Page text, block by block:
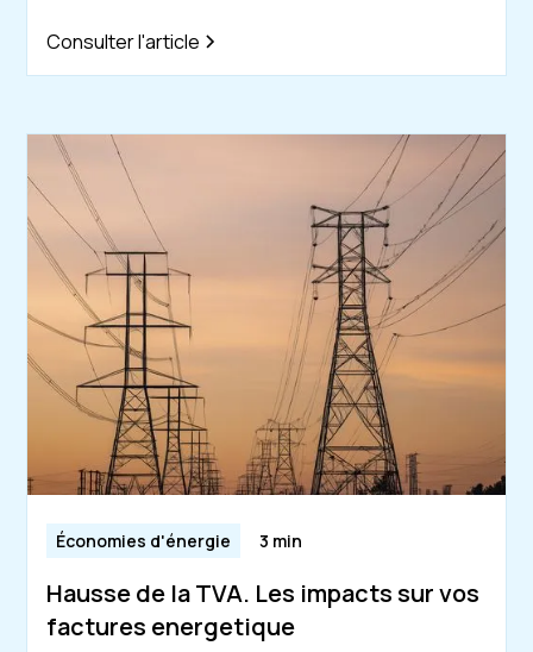
Consulter l'article
Économies d'énergie 3 min
Hausse de la TVA. Les impacts sur vos
factures energetique